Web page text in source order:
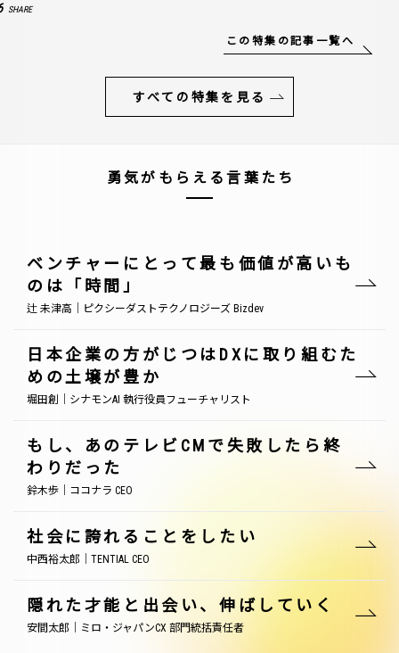
SHARE
この特集の記事一覧へ
すべての特集を見る
勇気がもらえる言葉たち
ベンチャーにとって最も価値が高いも
のは「時間」
辻 未津高｜ピクシーダストテクノロジーズ Bizdev
日本企業の方がじつはDXに取り組むた
めの土壌が豊か
堀田創｜シナモンAI 執行役員フューチャリスト
もし、あのテレビCMで失敗したら終
わりだった
鈴木歩｜ココナラ CEO
社会に誇れることをしたい
中西裕太郎｜TENTIAL CEO
隠れた才能と出会い、伸ばしていく
安間太郎｜ミロ・ジャパンCX 部門統括責任者